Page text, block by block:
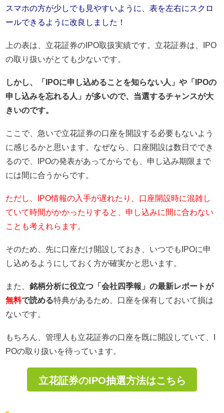
スマホの方が少しでも見やすいように、表を左右にスクロ
ールできるように改良しました！
上の表は、立花証券のIPO取扱実績です。立花証券は、IPO
の取り扱いがとても少ないです。
しかし、「IPOに申し込めることを知らない人」や「IPOの
申し込みを忘れる人」が多いので、当選するチャンスが大
きいのです。
ここで、急いで立花証券の口座を開設する必要もないよう
に感じるかと思います。なぜなら、口座開設は数日ででき
るので、IPOの発表があってからでも、申し込み期限まで
には間に合うからです。
ただし、IPO情報の入手が遅れたり、口座開設時に混雑し
ていて時間がかかったりすると、申し込みに間に合わない
ことも考えれらます。
そのため、先に口座だけ開設しておき、いつでもIPOに申
し込めるようにしておく方が確実かと思います。
また、銘柄分析に役立つ「会社四季報」の最新レポートが
無料で読める特典があるため、口座を保有しておいて損は
ないです。
もちろん、管理人も立花証券の口座を既に開設していて、I
POの取り扱いを待っています。
立花証券のIPO抽選方法はこちら